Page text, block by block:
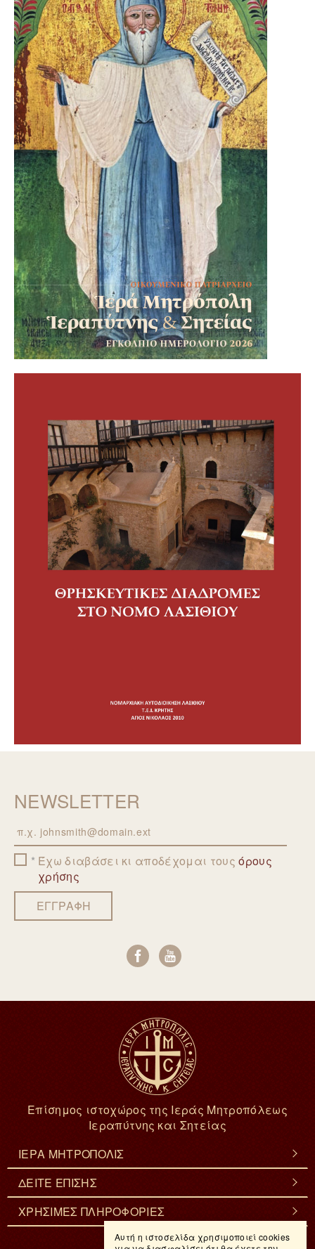
Αυτή η ιστοσελίδα χρησιμοποιεί cookies
NEWSLETTER
Email Έχω διαβάσει κι αποδέχομαι τουςόρους
χρήσης
ΕΓΓΡΑΦΗ
Επίσημος ιστοχώρος της Ιεράς Μητροπόλεως
Ιεραπύτνης και Σητείας
ΙΕΡΑ ΜΗΤΡΟΠΟΛΙΣ
ΔΕΙΤΕ ΕΠΙΣΗΣ
ΧΡΗΣΙΜΕΣ ΠΛΗΡΟΦΟΡΙΕΣ